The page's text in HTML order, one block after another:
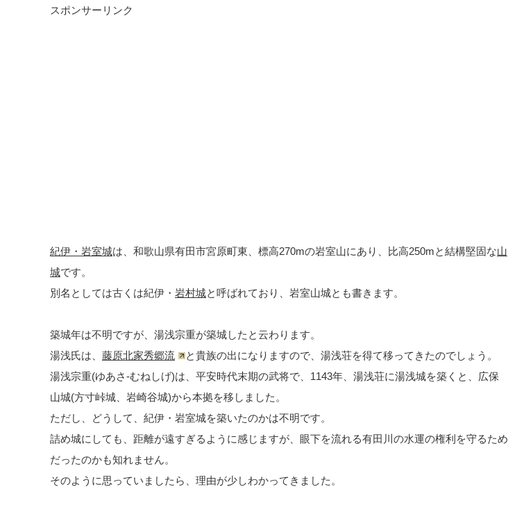
スポンサーリンク
紀伊・岩室城は、和歌山県有田市宮原町東、標高270mの岩室山にあり、比高250mと結構堅固な山
城です。
別名としては古くは紀伊・ 岩村城と呼ばれており、岩室山城とも書きます。
築城年は不明ですが、湯浅宗重が築城したと云わります。
湯浅氏は、 藤原北家秀郷流
と貴族の出になりますので、湯浅荘を得て移ってきたのでしょう。
湯浅宗重(ゆあさ-むねしげ)は、平安時代末期の武将で、1143年、湯浅荘に湯浅城を築くと、広保
山城(方寸峠城、岩崎谷城)から本拠を移しました。
ただし、どうして、紀伊・岩室城を築いたのかは不明です。
詰め城にしても、距離が遠すぎるように感じますが、眼下を流れる有田川の水運の権利を守るため
だったのかも知れません。
そのように思っていましたら、理由が少しわかってきました。